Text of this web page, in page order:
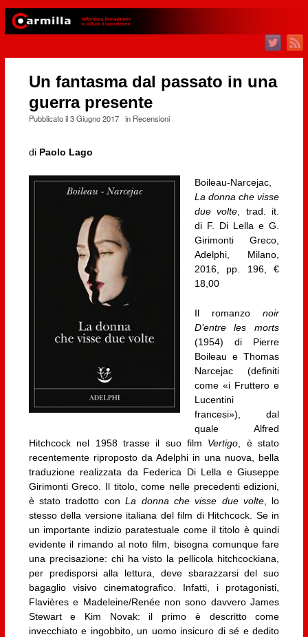
Un fantasma dal passato in una
guerra presente
Pubblicato il3 Giugno 2017· in Recensioni·
di Paolo Lago
Boileau-Narcejac,
La donna che visse
due volte , trad. it.
di F. Di Lella e G.
Girimonti Greco,
Adelphi, Milano,
2016, pp. 196, €
18,00
Il romanzonoir
D’entre les morts
(1954) di Pierre
Boileau e Thomas
Narcejac (definiti
come «i Fruttero e
Lucentini
francesi»), dal
quale Alfred
Hitchcock nel 1958 trasse il suo film Vertigo , è stato
recentemente riproposto da Adelphi in una nuova, bella
traduzione realizzata da Federica Di Lella e Giuseppe
Girimonti Greco. Il titolo, come nelle precedenti edizioni,
è stato tradotto con La donna che visse due volte, lo
stesso della versione italiana del film di Hitchcock. Se in
un importante indizio paratestuale come il titolo è quindi
evidente il rimando al noto film, bisogna comunque fare
una precisazione: chi ha visto la pellicola hitchcockiana,
per predisporsi alla lettura, deve sbarazzarsi del suo
bagaglio visivo cinematografico. Infatti, i protagonisti,
Flavières e Madeleine/Renée non sono davvero James
Stewart e Kim Novak: il primo è descritto come
invecchiato e ingobbito, un uomo insicuro di sé e dedito